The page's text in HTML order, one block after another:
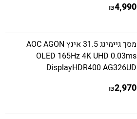
4,990
₪
מסך גיימינג 31.5 אינץ AOC AGON
OLED 165Hz 4K UHD 0.03ms
DisplayHDR400 AG326UD
2,970
₪